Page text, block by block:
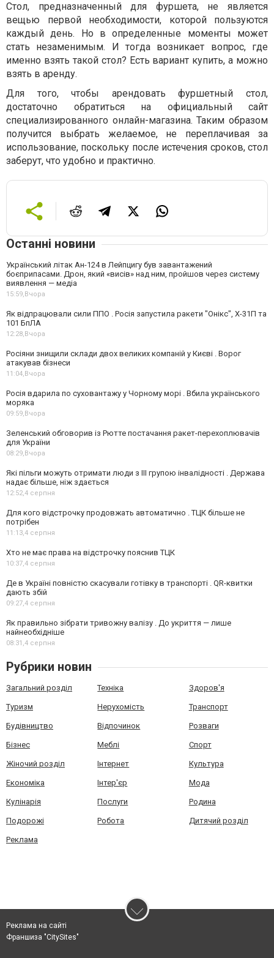
Стол, предназначенный для фуршета, не является
вещью первой необходимости, которой пользуются
каждый день. Но в определенные моменты может
стать незаменимым. И тогда возникает вопрос, где
именно взять такой стол? Есть вариант купить, а можно
взять в аренду.
Для того, чтобы арендовать фуршетный стол,
достаточно обратиться на официальный сайт
специализированного онлайн-магазина. Таким образом
получится выбрать желаемое, не переплачивая за
использование, поскольку после истечения сроков, стол
заберут, что удобно и практично.
Останні новини
Український літак Ан-124 в Лейпцигу був завантажений
боєприпасами. Дрон, який «висів» над ним, пройшов через систему
виявлення — медіа
15:59,Вчора
Як відпрацювали сили ППО . Росія запустила ракети "Онікс", Х-31П та
101 БпЛА
12:28,Вчора
Росіяни знищили склади двох великих компаній у Києві . Ворог
атакував бізнеси
11:04,Вчора
Росія вдарила по суховантажу у Чорному морі . Вбила українського
моряка
09:59,Вчора
Зеленський обговорив із Рютте постачання ракет-перехоплювачів
для України
08:29,Вчора
Які пільги можуть отримати люди з III групою інвалідності . Держава
надає більше, ніж здається
12:52,4 серпня
Для кого відстрочку продовжать автоматично . ТЦК більше не
потрібен
11:13,4 серпня
Хто не має права на відстрочку пояснив ТЦК
10:37,4 серпня
Де в Україні повністю скасували готівку в транспорті . QR-квитки
дають збій
09:27,4 серпня
Як правильно зібрати тривожну валізу . До укриття — лише
найнеобхідніше
08:31,4 серпня
Рубрики новин
Загальний розділ Техніка Здоров'я
Туризм Нерухомість Транспорт
Будівництво Відпочинок Розваги
Бізнес Меблі Спорт
Жіночий розділ Інтернет Культура
Економіка Інтер'єр Мода
Кулінарія Послуги Родина
Подорожі Робота Дитячий розділ
Реклама
Реклама на сайті
Франшиза "CitySites"